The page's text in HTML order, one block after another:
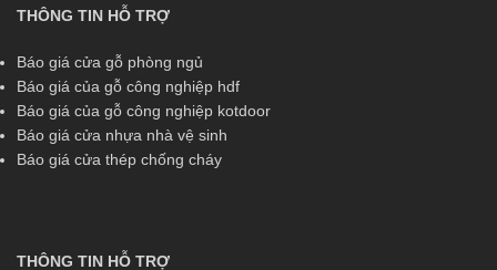
THÔNG TIN HỖ TRỢ
Báo giá cửa gỗ phòng ngủ
Báo giá của gỗ công nghiệp hdf
Báo giá của gỗ công nghiệp kotdoor
Báo giá cửa nhựa nhà vệ sinh
Báo giá cửa thép chống cháy
THÔNG TIN HỖ TRỢ